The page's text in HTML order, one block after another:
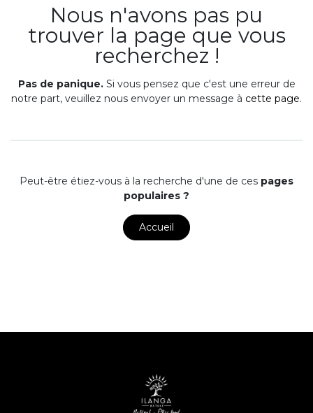
Erreur 404
Nous n'avons pas pu
trouver la page que vous
recherchez !
Pas de panique.Si vous pensez que c'est une erreur de
notre part, veuillez nous envoyer un message à cette page.
Peut-être étiez-vous à la recherche d'une de ces pages
populaires ?
Accueil